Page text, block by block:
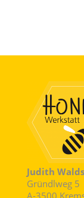
Judith
Gründlweg 5
A-3500